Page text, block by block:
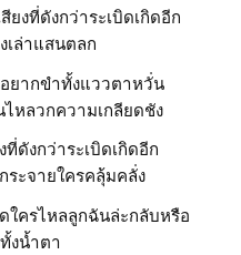
เบิดเกิดอีก
แสนตลก
ววตาหวั่น
ความเกลียดชัง
บิดเกิดอีก
ใครคลุ้มคลั่ง
นล่ะกลับหรือ
ำตา